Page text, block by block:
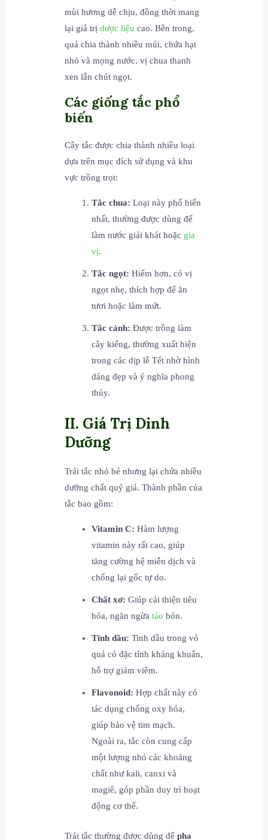
mùi hương dễ chịu, đồng thời mang
lại giá trịdược liệu cao. Bên trong,
quả chia thành nhiều múi, chứa hạt
nhỏ và mọng nước, vị chua thanh
xen lẫn chút ngọt.
Các giống tắc phổ
biến
Cây tắc được chia thành nhiều loại
dựa trên mục đích sử dụng và khu
vực trồng trọt:
Tắc chua: Loại này phổ biến
nhất, thường được dùng để
làm nước giải khát hoặc gia
vị.
Tắc ngọt: Hiếm hơn, có vị
ngọt nhẹ, thích hợp để ăn
tươi hoặc làm mứt.
Tắc cảnh: Được trồng làm
cây kiểng, thường xuất hiện
trong các dịp lễ Tết nhờ hình
dáng đẹp và ý nghĩa phong
thủy.
II. Giá Trị Dinh
Dưỡng
Trái tắc nhỏ bé nhưng lại chứa nhiều
dưỡng chất quý giá. Thành phần của
tắc bao gồm:
Vitamin C: Hàm lượng
vitamin này rất cao, giúp
tăng cường hệ miễn dịch và
chống lại gốc tự do.
Chất xơ: Giúp cải thiện tiêu
hóa, ngăn ngừatáo bón.
Tinh dầu: Tinh dầu trong vỏ
quả có đặc tính kháng khuẩn,
hỗ trợ giảm viêm.
Flavonoid: Hợp chất này có
tác dụng chống oxy hóa,
giúp bảo vệ tim mạch.
Ngoài ra, tắc còn cung cấp
một lượng nhỏ các khoáng
chất như kali, canxi và
magiê, góp phần duy trì hoạt
động cơ thể.
Trái tắc thường được dùng đểpha